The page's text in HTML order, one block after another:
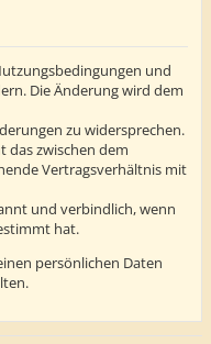
und
Die Änderung wird dem
zu widersprechen.
das zwischen dem
Vertragsverhältnis mit
und verbindlich, wenn
hat.
persönlichen Daten